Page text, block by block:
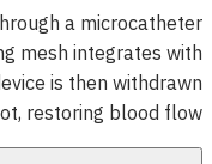
a microcatheter
mesh integrates with
is then withdrawn
restoring blood flow.